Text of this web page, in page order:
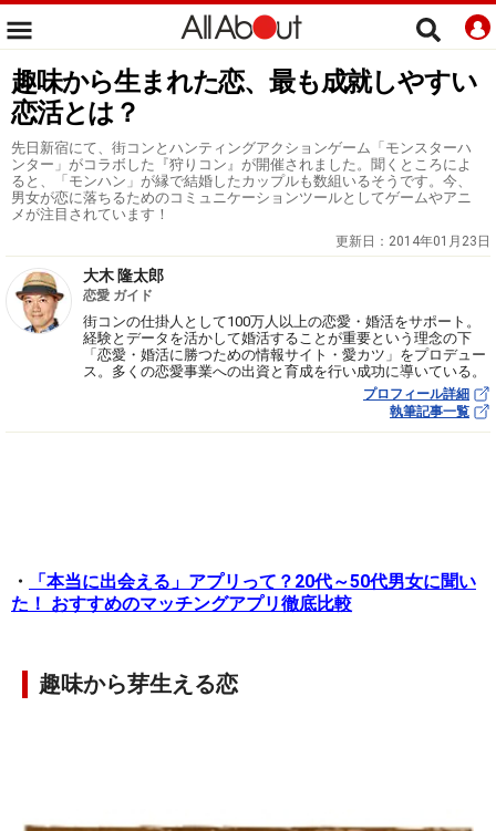
趣味から生まれた恋、最も成就しやすい
恋活とは？
先日新宿にて、街コンとハンティングアクションゲーム「モンスターハ
ンター」がコラボした『狩りコン』が開催されました。聞くところによ
ると、「モンハン」が縁で結婚したカップルも数組いるそうです。今、
男女が恋に落ちるためのコミュニケーションツールとしてゲームやアニ
メが注目されています！
更新日： 2014年01月23日
大木 隆太郎
恋愛 ガイド
街コンの仕掛人として100万人以上の恋愛・婚活をサポート。
経験とデータを活かして婚活することが重要という理念の下
「恋愛・婚活に勝つための情報サイト・愛カツ」をプロデュー
ス。多くの恋愛事業への出資と育成を行い成功に導いている。
プロフィール詳細
執筆記事一覧
・
「本当に出会える」アプリって？20代～50代男女に聞い
た！ おすすめのマッチングアプリ徹底比較
趣味から芽生える恋